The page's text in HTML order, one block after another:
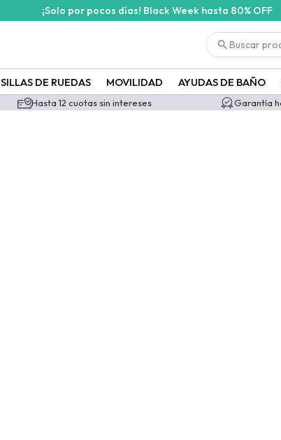
¡Solo por pocos días! Black Week hasta 80% OFF
Buscar
SILLAS DE RUEDAS MOVILIDAD AYUDAS DE BAÑO
Hasta 12 cuotas sin intereses Garantía